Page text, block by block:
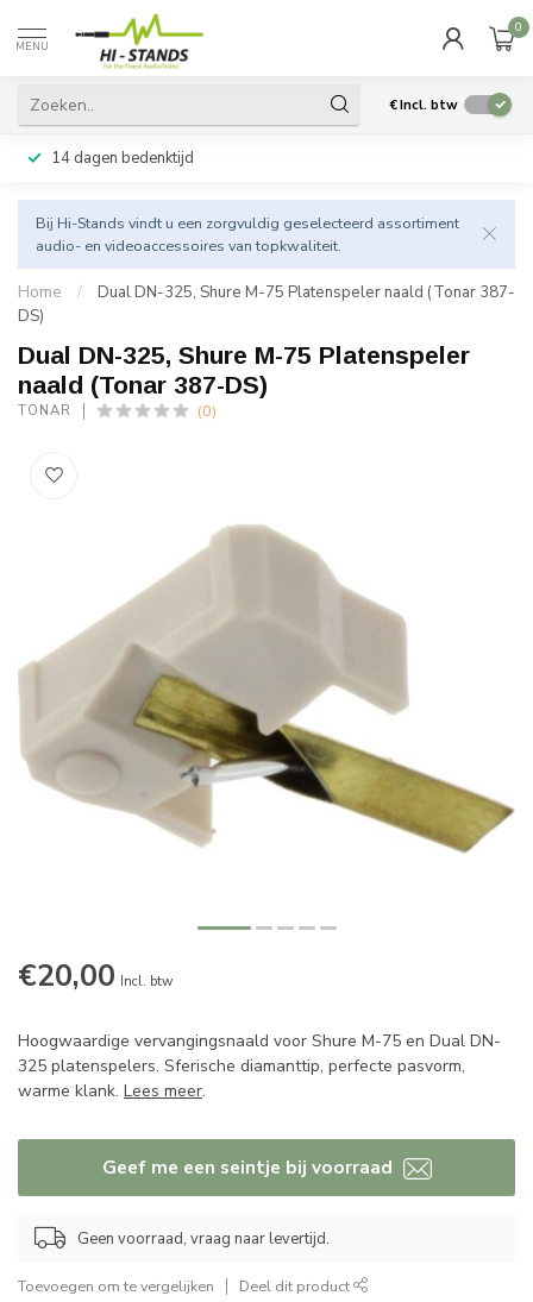
MENU
0
€Incl. btw
14 dagen bedenktijd
Bij Hi-Stands vindt u een zorgvuldig geselecteerd assortiment
audio- en videoaccessoires van topkwaliteit.
Home /
Dual DN-325, Shure M-75 Platenspeler naald (Tonar 387-
DS)
Dual DN-325, Shure M-75 Platenspeler
naald (Tonar 387-DS)
TONAR (0)
€20,00 Incl. btw
Hoogwaardige vervangingsnaald voor Shure M-75 en Dual DN-
325 platenspelers. Sferische diamanttip, perfecte pasvorm,
warme klank. Lees meer.
Geef me een seintje bij voorraad
Geen voorraad, vraag naar levertijd.
Toevoegen om te vergelijken Deel dit product